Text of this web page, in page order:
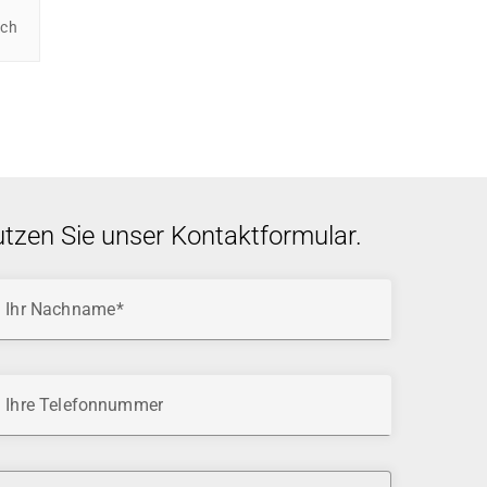
Sie unser Kontaktformular.
Ihr Nachname
Ihre Telefonnummer